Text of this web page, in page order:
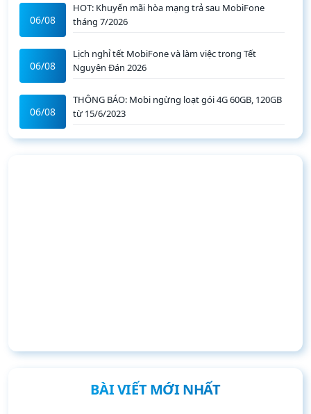
06/08
HOT: Khuyến mãi hòa mạng trả sau MobiFone
tháng 7/2026
06/08
Lịch nghỉ tết MobiFone và làm việc trong Tết
Nguyên Đán 2026
06/08
THÔNG BÁO: Mobi ngừng loạt gói 4G 60GB, 120GB
từ 15/6/2023
BÀI VIẾT MỚI NHẤT